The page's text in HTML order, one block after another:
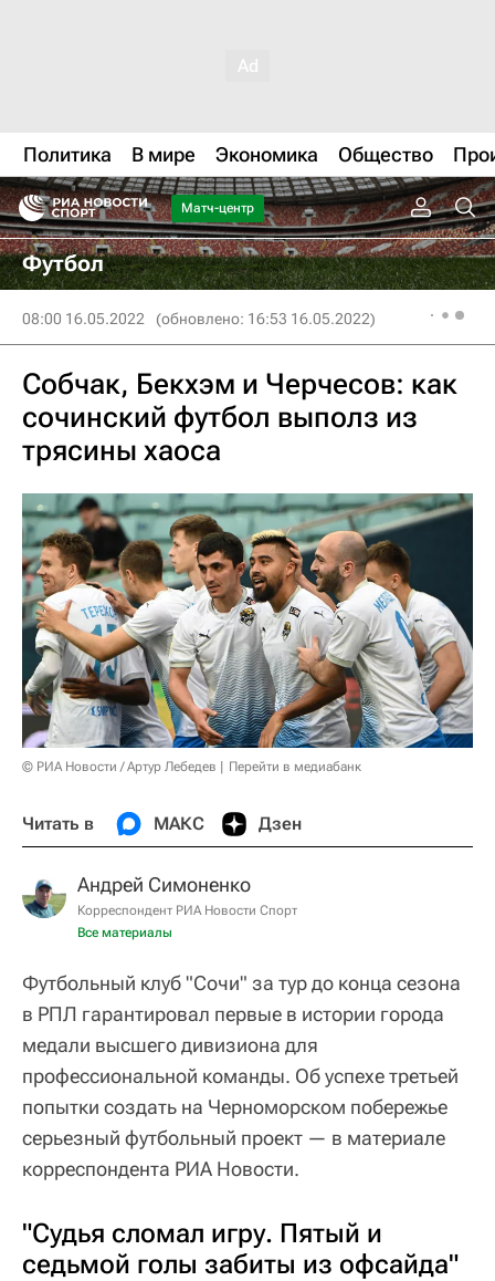
Политика В мире Экономика Общество
Матч-центр
Футбол
08:00 16.05.2022 (обновлено: 16:53 16.05.2022)
Собчак, Бекхэм и Черчесов: как
сочинский футбол выполз из
трясины хаоса
© РИА Новости / Артур Лебедев Перейти в медиабанк
Читать в МАКС Дзен
Андрей Симоненко
Корреспондент РИА Новости Спорт
Все материалы
Футбольный клуб "Сочи" за тур до конца сезона
в РПЛ гарантировал первые в истории города
медали высшего дивизиона для
профессиональной команды. Об успехе третьей
попытки создать на Черноморском побережье
серьезный футбольный проект — в материале
корреспондента РИА Новости.
"Судья сломал игру. Пятый и
седьмой голы забиты из офсайда"